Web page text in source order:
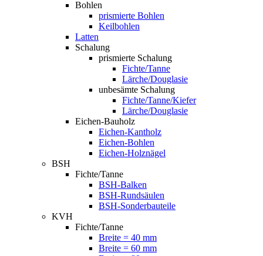
Bohlen
prismierte Bohlen
Keilbohlen
Latten
Schalung
prismierte Schalung
Fichte/Tanne
Lärche/Douglasie
unbesämte Schalung
Fichte/Tanne/Kiefer
Lärche/Douglasie
Eichen-Bauholz
Eichen-Kantholz
Eichen-Bohlen
Eichen-Holznägel
BSH
Fichte/Tanne
BSH-Balken
BSH-Rundsäulen
BSH-Sonderbauteile
KVH
Fichte/Tanne
Breite = 40 mm
Breite = 60 mm